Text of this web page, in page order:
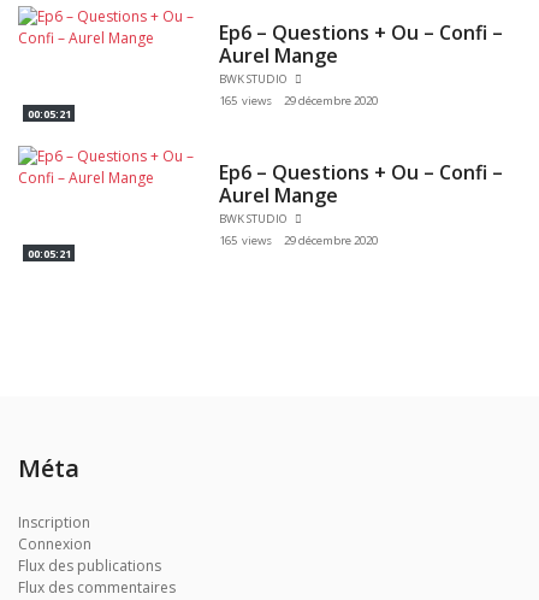
00:05:21
Ep6 – Questions + Ou – Confi –
Aurel Mange
BWK STUDIO
165 views
29 décembre 2020
00:05:21
Ep6 – Questions + Ou – Confi –
Aurel Mange
BWK STUDIO
165 views
29 décembre 2020
Méta
Inscription
Connexion
Flux des publications
Flux des commentaires